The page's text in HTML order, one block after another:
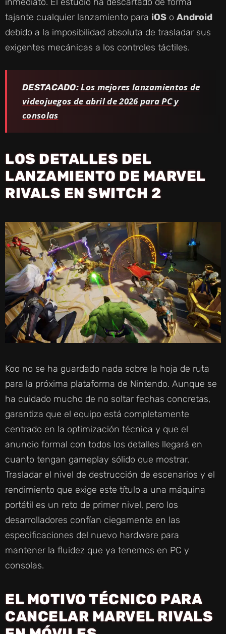
tajante cualquier lanzamiento para iOS o Android
debido a la imposibilidad absoluta de trasladar sus
exigentes mecánicas a los controles táctiles.
DESTACADO:Los mejores lanzamientos de
videojuegos de abril de 2026 para PC y
consolas
LOS DETALLES DEL
LANZAMIENTO DE MARVEL
RIVALS EN SWITCH 2
Koo no se ha guardado nada sobre la hoja de ruta
para la próxima plataforma de Nintendo. Aunque se
ha cuidado mucho de no soltar fechas concretas,
garantiza que el equipo está completamente
centrado en la optimización técnica y que el
anuncio formal con todos los detalles llegará en
cuanto tengan gameplay sólido que mostrar.
Trasladar el nivel de destrucción de escenarios y el
rendimiento que exige este título a una máquina
portátil es un reto de primer nivel, pero los
desarrolladores confían ciegamente en las
especificaciones del nuevo hardware para
mantener la fluidez que ya tenemos en PC y
consolas.
EL MOTIVO TÉCNICO PARA
CANCELAR MARVEL RIVALS